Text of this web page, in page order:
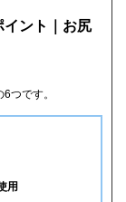
イント｜お尻
つです。
用